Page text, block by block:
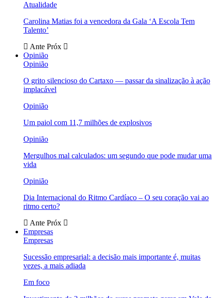
Atualidade
Carolina Matias foi a vencedora da Gala ‘A Escola Tem
Talento’
Ante Próx
Opinião
Opinião
O grito silencioso do Cartaxo — passar da sinalização à ação
implacável
Opinião
Um paiol com 11,7 milhões de explosivos
Opinião
Mergulhos mal calculados: um segundo que pode mudar uma
vida
Opinião
Dia Internacional do Ritmo Cardíaco – O seu coração vai ao
ritmo certo?
Ante Próx
Empresas
Empresas
Sucessão empresarial: a decisão mais importante é, muitas
vezes, a mais adiada
Em foco